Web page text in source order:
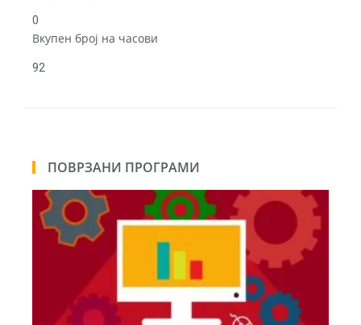
0
Вкупен број на часови
92
ПОВРЗАНИ ПРОГРАМИ